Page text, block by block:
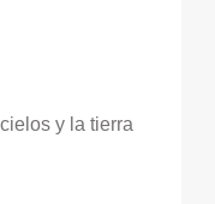
y la tierra